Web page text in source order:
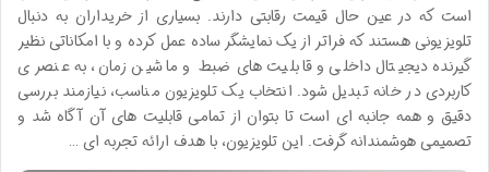
است که در عین حال قیمت رقابتی دارند. بسیاری از خریداران به دنبال
تلویزیونی هستند که فراتر از یک نمایشگر ساده عمل کرده و با امکاناتی نظیر
گیرنده دیجیتال داخلی و قابلیت های ضبط و ماشین زمان، به عنصری
کاربردی در خانه تبدیل شود. انتخاب یک تلویزیون مناسب، نیازمند بررسی
دقیق و همه جانبه ای است تا بتوان از تمامی قابلیت های آن آگاه شد و
تصمیمی هوشمندانه گرفت. این تلویزیون، با هدف ارائه تجربه ای …